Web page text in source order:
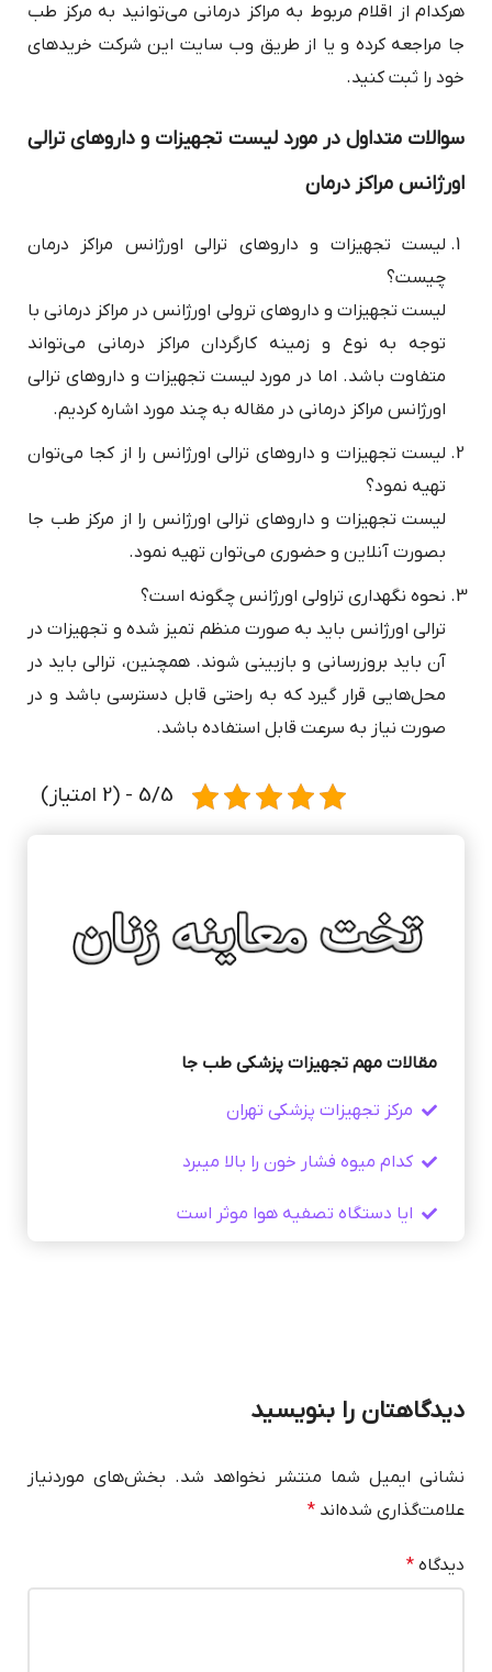
هرکدام از اقلام مربوط به مراکز درمانی می‌توانید به مرکز طب
جا مراجعه کرده و یا از طریق وب سایت این شرکت خریدهای
خود را ثبت کنید.
سوالات متداول در مورد لیست تجهیزات و داروهای ترالی
اورژانس مراکز درمان
لیست تجهیزات و داروهای ترالی اورژانس مراکز درمان
چیست؟
لیست تجهیزات و داروهای ترولی اورژانس در مراکز درمانی با
توجه به نوع و زمینه کارگردان مراکز درمانی می‌تواند
متفاوت باشد. اما در مورد لیست تجهیزات و داروهای ترالی
اورژانس مراکز درمانی در مقاله به چند مورد اشاره کردیم.
لیست تجهیزات و داروهای ترالی اورژانس را از کجا می‌توان
تهیه نمود؟
لیست تجهیزات و داروهای ترالی اورژانس را از مرکز طب جا
بصورت آنلاین و حضوری می‌توان تهیه نمود.
نحوه نگهداری تراولی اورژانس چگونه است؟
ترالی اورژانس باید به صورت منظم تمیز شده و تجهیزات در
آن باید بروزرسانی و بازبینی شوند. همچنین، ترالی باید در
محل‌هایی قرار گیرد که به راحتی قابل دسترسی باشد و در
صورت نیاز به سرعت قابل استفاده باشد.
5/5 - (2 امتیاز)
مقالات مهم تجهیزات پزشکی طب جا
مرکز تجهیزات پزشکی تهران
کدام میوه فشار خون را بالا میبرد
ایا دستگاه تصفیه هوا موثر است
دیدگاهتان را بنویسید
نشانی ایمیل شما منتشر نخواهد شد. بخش‌های موردنیاز
علامت‌گذاری شده‌اند *
دیدگاه *